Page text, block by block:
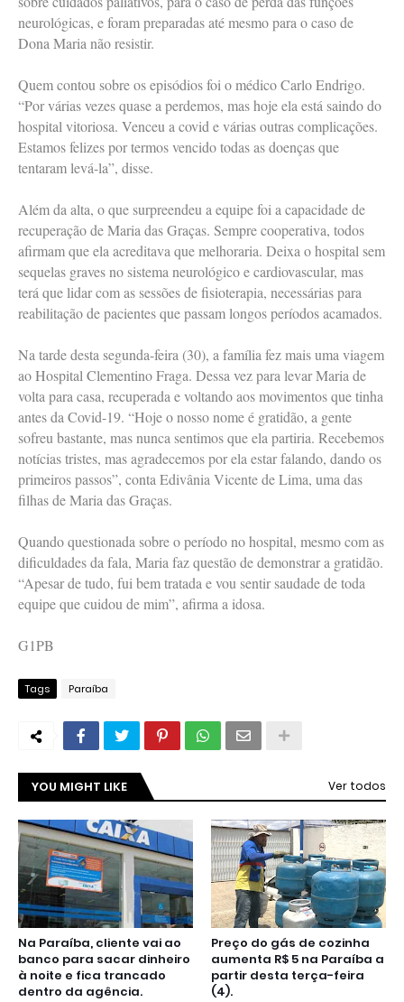
neurológicas, e foram preparadas até mesmo para o caso de
Dona Maria não resistir.
Quem contou sobre os episódios foi o médico Carlo Endrigo.
“Por várias vezes quase a perdemos, mas hoje ela está saindo do
hospital vitoriosa. Venceu a covid e várias outras complicações.
Estamos felizes por termos vencido todas as doenças que
tentaram levá-la”, disse.
Além da alta, o que surpreendeu a equipe foi a capacidade de
recuperação de Maria das Graças. Sempre cooperativa, todos
afirmam que ela acreditava que melhoraria. Deixa o hospital sem
sequelas graves no sistema neurológico e cardiovascular, mas
terá que lidar com as sessões de fisioterapia, necessárias para
reabilitação de pacientes que passam longos períodos acamados.
Na tarde desta segunda-feira (30), a família fez mais uma viagem
ao Hospital Clementino Fraga. Dessa vez para levar Maria de
volta para casa, recuperada e voltando aos movimentos que tinha
antes da Covid-19. “Hoje o nosso nome é gratidão, a gente
sofreu bastante, mas nunca sentimos que ela partiria. Recebemos
notícias tristes, mas agradecemos por ela estar falando, dando os
primeiros passos”, conta Edivânia Vicente de Lima, uma das
filhas de Maria das Graças.
Quando questionada sobre o período no hospital, mesmo com as
dificuldades da fala, Maria faz questão de demonstrar a gratidão.
“Apesar de tudo, fui bem tratada e vou sentir saudade de toda
equipe que cuidou de mim”, afirma a idosa.
G1PB
Tags Paraíba
YOU MIGHT LIKE Ver todos
Na Paraíba, cliente vai ao
banco para sacar dinheiro
à noite e fica trancado
dentro da agência.
Preço do gás de cozinha
aumenta R$ 5 na Paraíba a
partir desta terça-feira
(4).